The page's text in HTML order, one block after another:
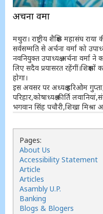
अर्चना वर्मा
मथुरा। राष्ट्रीय शैक्षिक महासंघ
सर्वसम्मति से अर्चना वर्मा को
नवनियुक्त उपाध्यक्ष अर्चना वर्मा
लिए सदैव प्रयासरत
होगा।
इस अवसर पर अध्यक्ष हरिओम
परिहार,कोषाध्यक्ष कीर्ति
भगवान सिंह पचौरी,शिखा
Pages:
About Us
Accessibility Statement
Article
Articles
Asambly U.P.
Banking
Blogs & Blogers